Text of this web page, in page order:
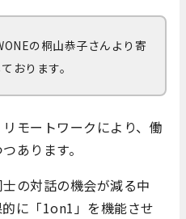
の桐山恭子さんより寄
おります。
モートワークにより、働
あります。
の対話の機会が減る中
に「1on1」を機能させ